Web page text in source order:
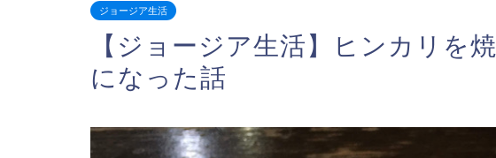
ジョージア生活
【ジョージア生活】ヒンカリを
になった話